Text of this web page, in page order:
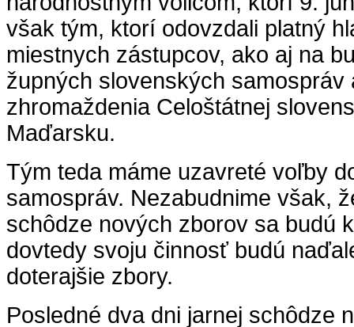
však tým, ktorí odovzdali platný
miestnych zástupcov, ako aj na
župných slovenských samospráv
zhromaždenia Celoštátnej
Maďarsku.
Tým teda máme uzavreté voľby
samospráv. Nezabudnime však,
schôdze nových zborov sa budú
dovtedy svoju činnosť budú
doterajšie zbory.
Posledné dva dni jarnej schôdze